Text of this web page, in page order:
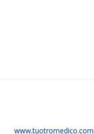
www.tuotromedico.com